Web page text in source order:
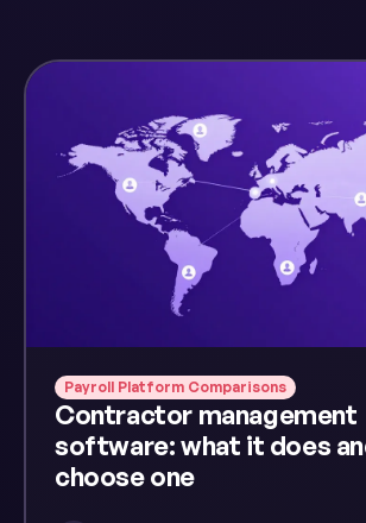
Payroll Platform Comparisons
Contractor management
software: what it does
choose one